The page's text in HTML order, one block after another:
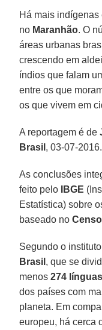
Há mais
no Maranhão. O
áreas urbanas
crescendo em
índios que falam
entre os que
os que vivem em
A reportagem é de
Brasil , 03-07-2016.
As conclusões
feito pelo
IBGE
Estatística) sobre
baseado no
Segundo o
Brasil , que se
menos274 línguas
dos países com
planeta. Em
europeu, há cerca